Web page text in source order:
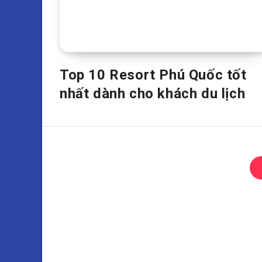
Top 10 Resort Phú Quốc tốt
nhất dành cho khách du lịch